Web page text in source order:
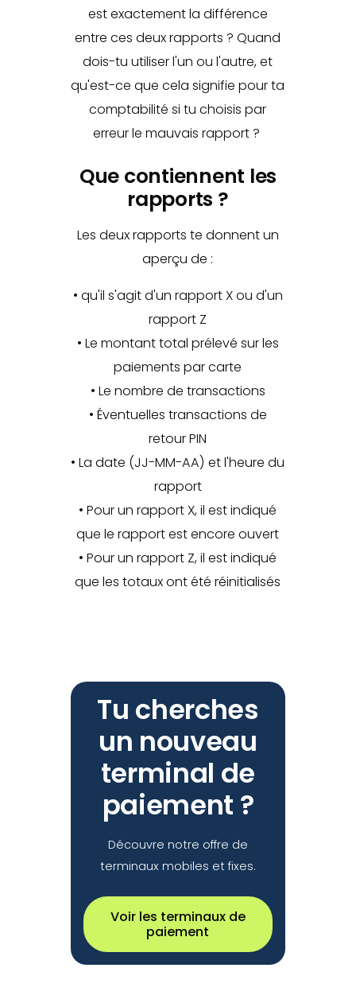
est exactement la différence
entre ces deux rapports ? Quand
dois-tu utiliser l'un ou l'autre, et
qu'est-ce que cela signifie pour ta
comptabilité si tu choisis par
erreur le mauvais rapport ?
Que contiennent les
rapports ?
Les deux rapports te donnent un
aperçu de :
• qu'il s'agit d'un rapport X ou d'un
rapport Z
• Le montant total prélevé sur les
paiements par carte
• Le nombre de transactions
• Éventuelles transactions de
retour PIN
• La date (JJ-MM-AA) et l'heure du
rapport
• Pour un rapport X, il est indiqué
que le rapport est encore ouvert
• Pour un rapport Z, il est indiqué
que les totaux ont été réinitialisés
Tu cherches
un nouveau
terminal de
paiement ?
Découvre notre offre de
terminaux mobiles et fixes.
Voir les terminaux de
paiement